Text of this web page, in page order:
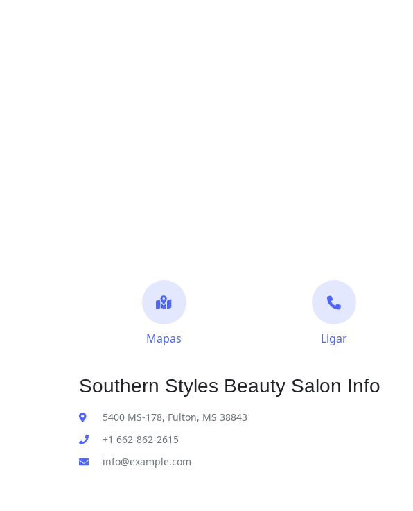
Mapas Ligar
Southern Styles Beauty Salon Info
5400 MS-178, Fulton, MS 38843
+1 662-862-2615
info@example.com